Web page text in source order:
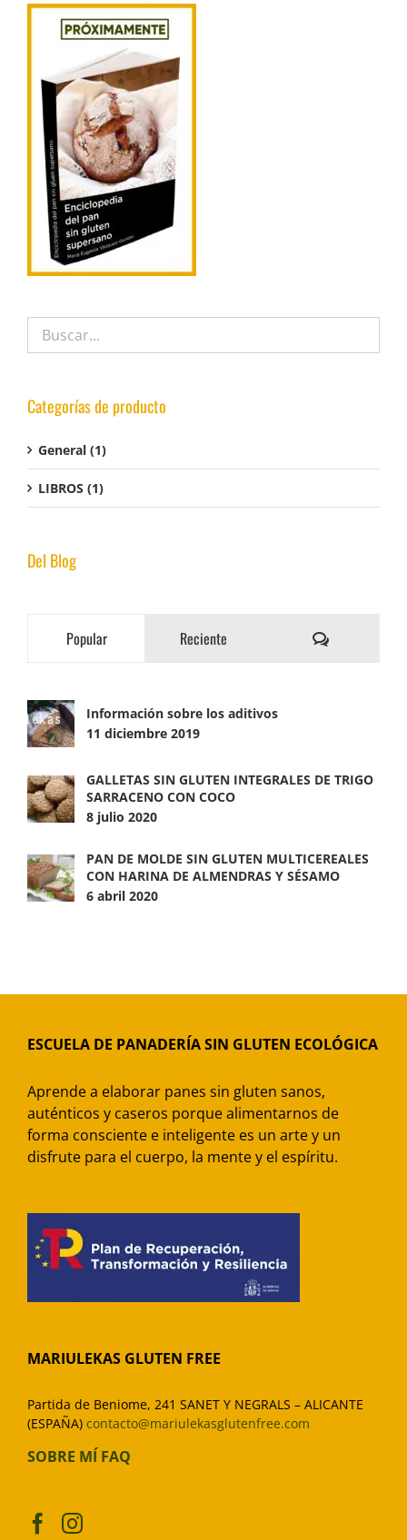
Categorías de producto
General (1)
LIBROS (1)
Del Blog
Popular Reciente Comentarios
Información sobre los aditivos
11 diciembre 2019
GALLETAS SIN GLUTEN INTEGRALES DE TRIGO
SARRACENO CON COCO
8 julio 2020
PAN DE MOLDE SIN GLUTEN MULTICEREALES
CON HARINA DE ALMENDRAS Y SÉSAMO
6 abril 2020
ESCUELA DE PANADERÍA SIN GLUTEN ECOLÓGICA
Aprende a elaborar panes sin gluten sanos,
auténticos y caseros porque alimentarnos de
forma consciente e inteligente es un arte y un
disfrute para el cuerpo, la mente y el espíritu.
MARIULEKAS GLUTEN FREE
Partida de Beniome, 241 SANET Y NEGRALS – ALICANTE
(ESPAÑA) contacto@mariulekasglutenfree.com
SOBRE MÍ FAQ